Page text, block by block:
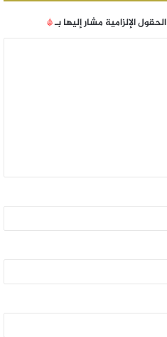
الحقول الإلزامية مشار إليها بـ*